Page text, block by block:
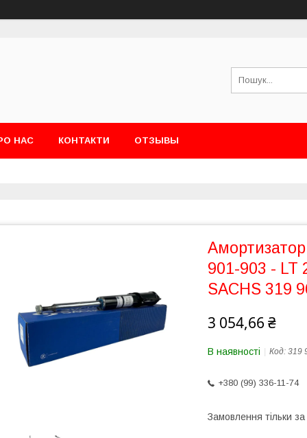
НАС КОНТАКТИ ОТЗЫВЫ
901-903 - LT
SACHS 319
3 054,66 ₴
В наявності Код: 319
+380 (99) 336-11-74
Замовлення тільки